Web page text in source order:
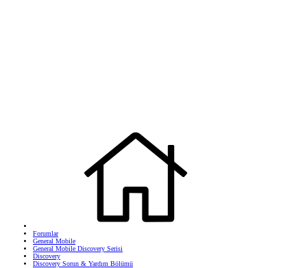
Forumlar
General Mobile
General Mobile Discovery Serisi
Discovery
Discovery Sorun & Yardım Bölümü